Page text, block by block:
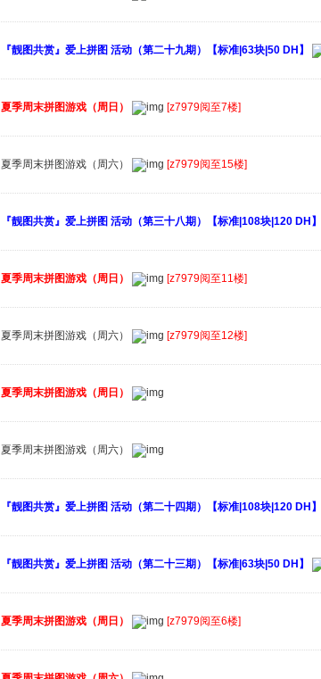
『靓图共赏』爱上拼图 活动（第二十九期）【标准|63块|50 DH】
夏季周末拼图游戏（周日） [z7979阅至7楼]
夏季周末拼图游戏（周六） [z7979阅至15楼]
『靓图共赏』爱上拼图 活动（第三十八期）【标准|108块|120 DH】
夏季周末拼图游戏（周日） [z7979阅至11楼]
夏季周末拼图游戏（周六） [z7979阅至12楼]
夏季周末拼图游戏（周日）
夏季周末拼图游戏（周六）
『靓图共赏』爱上拼图 活动（第二十四期）【标准|108块|120 DH】
『靓图共赏』爱上拼图 活动（第二十三期）【标准|63块|50 DH】
夏季周末拼图游戏（周日） [z7979阅至6楼]